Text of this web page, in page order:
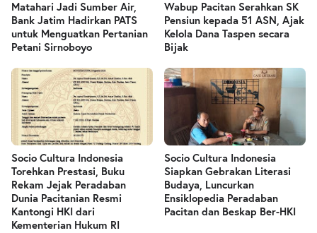
Matahari Jadi Sumber Air,
Bank Jatim Hadirkan PATS
untuk Menguatkan Pertanian
Petani Sirnoboyo
Wabup Pacitan Serahkan SK
Pensiun kepada 51 ASN, Ajak
Kelola Dana Taspen secara
Bijak
Socio Cultura Indonesia
Torehkan Prestasi, Buku
Rekam Jejak Peradaban
Dunia Pacitanian Resmi
Kantongi HKI dari
Kementerian Hukum RI
Socio Cultura Indonesia
Siapkan Gebrakan Literasi
Budaya, Luncurkan
Ensiklopedia Peradaban
Pacitan dan Beskap Ber-HKI